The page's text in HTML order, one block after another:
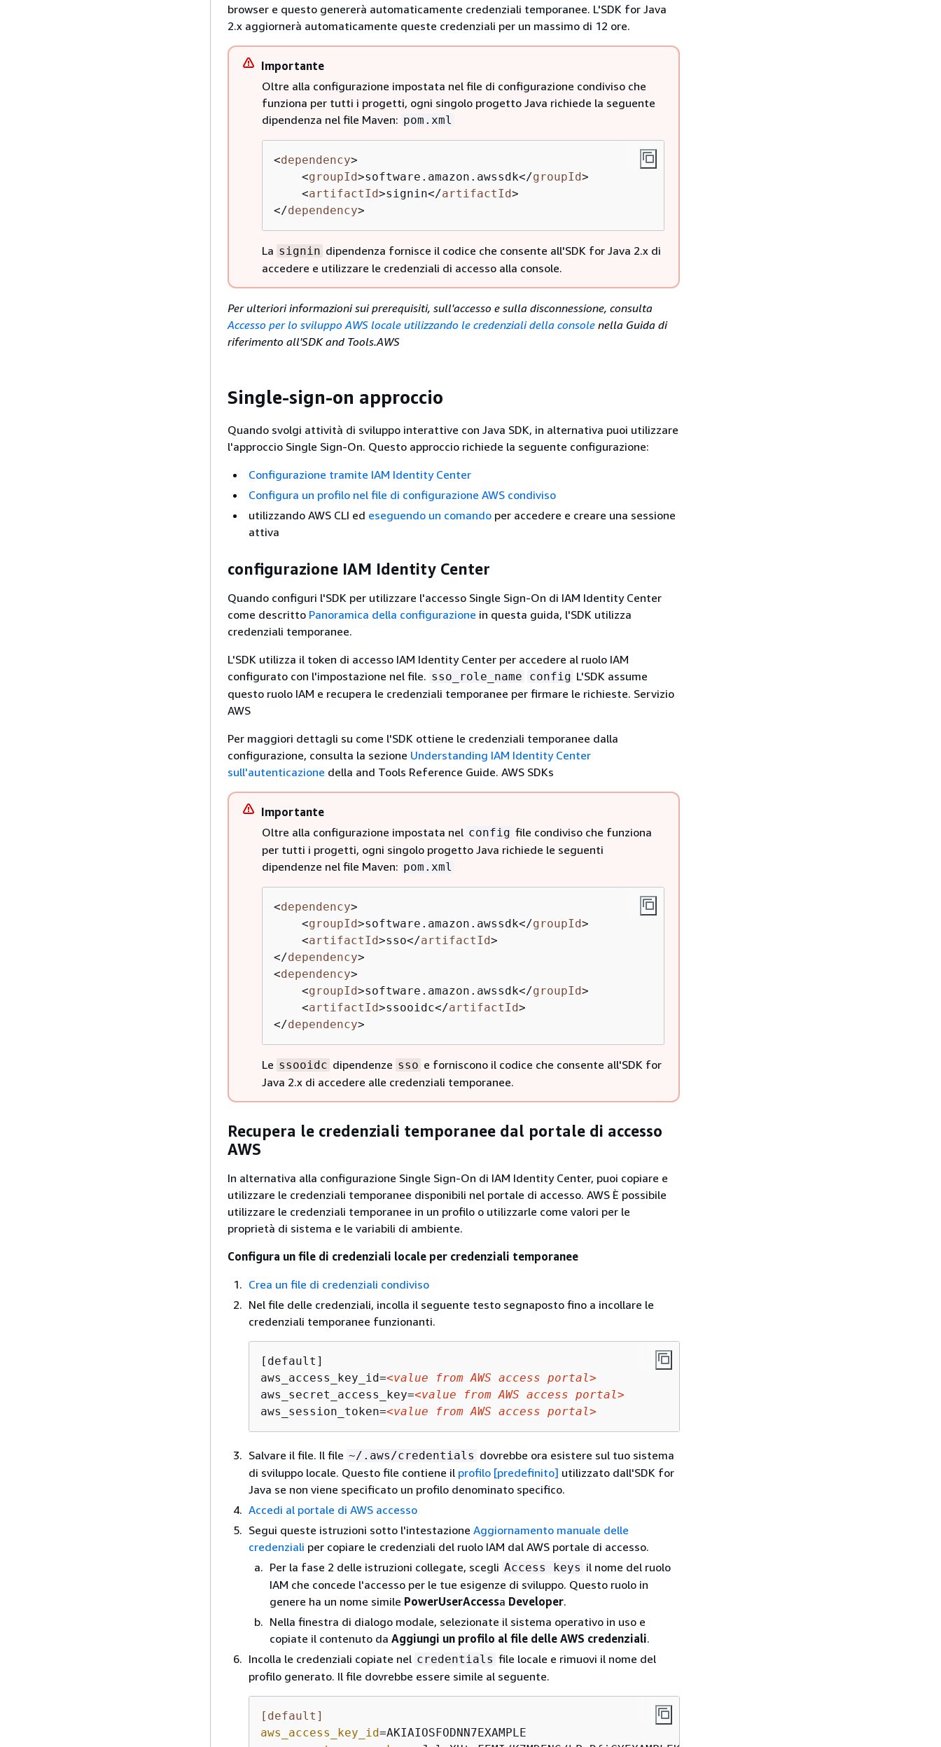
browser e questo genererà automaticamente credenziali temporanee. L'SDK for Java
2.x aggiornerà automaticamente queste credenziali per un massimo di 12 ore.
Importante
Oltre alla configurazione impostata nel file di configurazione condiviso che
funziona per tutti i progetti, ogni singolo progetto Java richiede la seguente
dipendenza nel file Maven: pom.xml
<dependency>
<groupId>software.amazon.awssdk</groupId>
<artifactId>signin</artifactId>
</dependency>
La signin dipendenza fornisce il codice che consente all'SDK for Java 2.x di
accedere e utilizzare le credenziali di accesso alla console.
Per ulteriori informazioni sui prerequisiti, sull'accesso e sulla disconnessione, consulta
Accesso per lo sviluppo AWS locale utilizzando le credenziali della console nella Guida di
riferimento all'SDK and Tools.AWS
Single-sign-on approccio
Quando svolgi attività di sviluppo interattive con Java SDK, in alternativa puoi utilizzare
l'approccio Single Sign-On. Questo approccio richiede la seguente configurazione:
Configurazione tramite IAM Identity Center
Configura un profilo nel file di configurazione AWS condiviso
utilizzando AWS CLI ed eseguendo un comando per accedere e creare una sessione
attiva
configurazione IAM Identity Center
Quando configuri l'SDK per utilizzare l'accesso Single Sign-On di IAM Identity Center
come descritto Panoramica della configurazione in questa guida, l'SDK utilizza
credenziali temporanee.
L'SDK utilizza il token di accesso IAM Identity Center per accedere al ruolo IAM
configurato con l'impostazione nel file. sso_role_name config L'SDK assume
questo ruolo IAM e recupera le credenziali temporanee per firmare le richieste. Servizio
AWS
Per maggiori dettagli su come l'SDK ottiene le credenziali temporanee dalla
configurazione, consulta la sezione Understanding IAM Identity Center
sull'autenticazione della and Tools Reference Guide. AWS SDKs
Importante
Oltre alla configurazione impostata nel config file condiviso che funziona
per tutti i progetti, ogni singolo progetto Java richiede le seguenti
dipendenze nel file Maven: pom.xml
<dependency>
<groupId>software.amazon.awssdk</groupId>
<artifactId>sso</artifactId>
</dependency>
<dependency>
<groupId>software.amazon.awssdk</groupId>
<artifactId>ssooidc</artifactId>
</dependency>
Le ssooidc dipendenze sso e forniscono il codice che consente all'SDK for
Java 2.x di accedere alle credenziali temporanee.
Recupera le credenziali temporanee dal portale di accesso
AWS
In alternativa alla configurazione Single Sign-On di IAM Identity Center, puoi copiare e
utilizzare le credenziali temporanee disponibili nel portale di accesso. AWS È possibile
utilizzare le credenziali temporanee in un profilo o utilizzarle come valori per le
proprietà di sistema e le variabili di ambiente.
Configura un file di credenziali locale per credenziali temporanee
Crea un file di credenziali condiviso
Nel file delle credenziali, incolla il seguente testo segnaposto fino a incollare le
credenziali temporanee funzionanti.
[default]
aws_access_key_id=<value from AWS access portal>
aws_secret_access_key=<value from AWS access portal>
aws_session_token=<value from AWS access portal>
Salvare il file. Il file ~/.aws/credentials dovrebbe ora esistere sul tuo sistema
di sviluppo locale. Questo file contiene il profilo [predefinito] utilizzato dall'SDK for
Java se non viene specificato un profilo denominato specifico.
Accedi al portale di AWS accesso
Segui queste istruzioni sotto l'intestazione Aggiornamento manuale delle
credenziali per copiare le credenziali del ruolo IAM dal AWS portale di accesso.
Per la fase 2 delle istruzioni collegate, scegli Access keys il nome del ruolo
IAM che concede l'accesso per le tue esigenze di sviluppo. Questo ruolo in
genere ha un nome simile PowerUserAccessa Developer.
Nella finestra di dialogo modale, selezionate il sistema operativo in uso e
copiate il contenuto da Aggiungi un profilo al file delle AWS credenziali.
Incolla le credenziali copiate nel credentials file locale e rimuovi il nome del
profilo generato. Il file dovrebbe essere simile al seguente.
[default]
aws_access_key_id